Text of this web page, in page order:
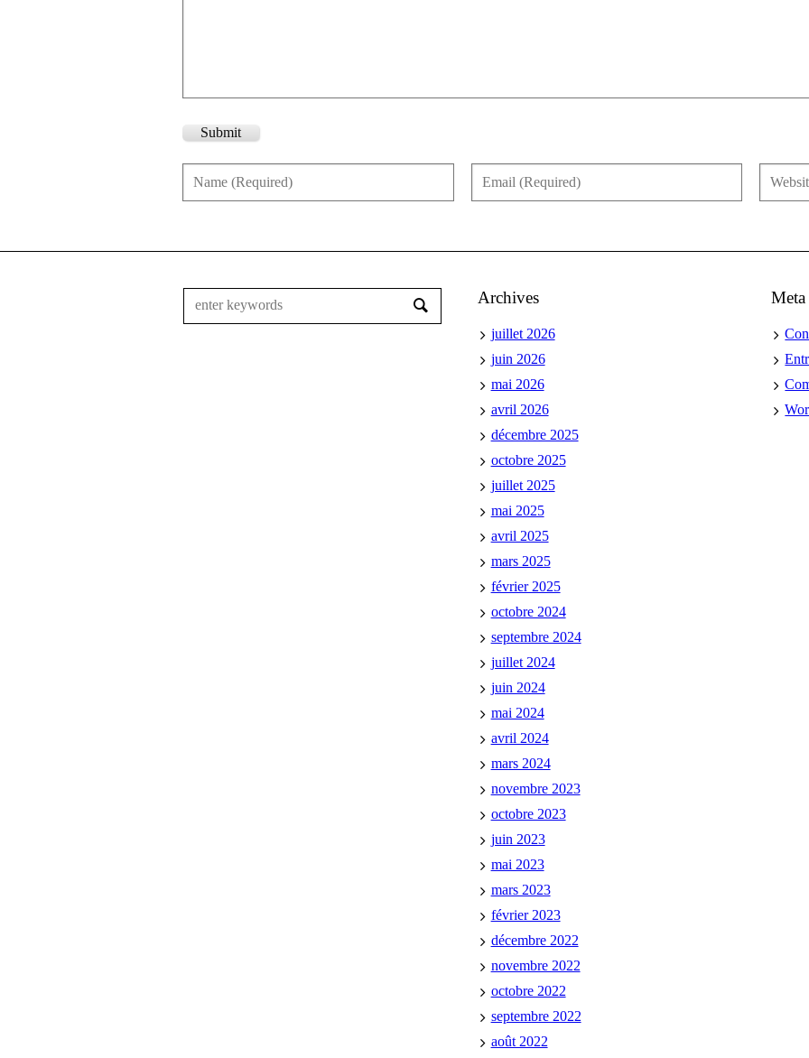
Submit
Archives
juillet 2026
juin 2026
mai 2026
avril 2026
décembre 2025
octobre 2025
juillet 2025
mai 2025
avril 2025
mars 2025
février 2025
octobre 2024
septembre 2024
juillet 2024
juin 2024
mai 2024
avril 2024
mars 2024
novembre 2023
octobre 2023
juin 2023
mai 2023
mars 2023
février 2023
décembre 2022
novembre 2022
octobre 2022
septembre 2022
août 2022
Meta